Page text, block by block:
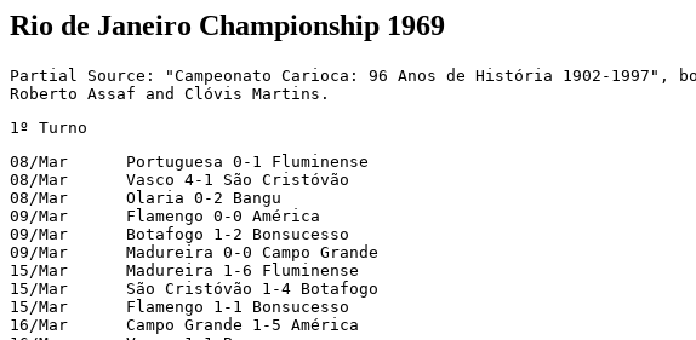
Rio de Janeiro Championship 1969
Partial Source: "Campeonato Carioca: 96 Anos de História 1902-1997",
Roberto Assaf and Clóvis Martins.
1º Turno
08/Mar      Portuguesa 0-1 Fluminense
08/Mar      Vasco 4-1 São Cristóvão
08/Mar      Olaria 0-2 Bangu
09/Mar      Flamengo 0-0 América
09/Mar      Botafogo 1-2 Bonsucesso
09/Mar      Madureira 0-0 Campo Grande
15/Mar      Madureira 1-6 Fluminense
15/Mar      São Cristóvão 1-4 Botafogo
15/Mar      Flamengo 1-1 Bonsucesso
16/Mar      Campo Grande 1-5 América